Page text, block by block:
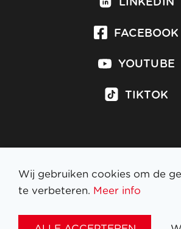
LINKEDIN
FACEBOOK
YOUTUBE
TIKTOK
Inschrijven op
Wij gebruiken cookies om de
te verbeteren. Meer info